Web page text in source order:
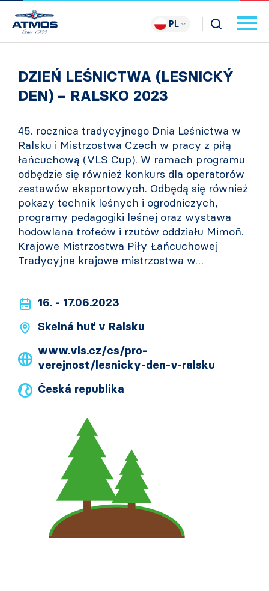
PL
DZIEŃ LEŚNICTWA (LESNICKÝ
DEN) – RALSKO 2023
45. rocznica tradycyjnego Dnia Leśnictwa w
Ralsku i Mistrzostwa Czech w pracy z piłą
łańcuchową (VLS Cup). W ramach programu
odbędzie się również konkurs dla operatorów
zestawów eksportowych. Odbędą się również
pokazy technik leśnych i ogrodniczych,
programy pedagogiki leśnej oraz wystawa
hodowlana trofeów i rzutów oddziału Mimoň.
Krajowe Mistrzostwa Piły Łańcuchowej
Tradycyjne krajowe mistrzostwa w…
16. - 17.06.2023
Skelná huť v Ralsku
www.vls.cz/cs/pro-
verejnost/lesnicky-den-v-ralsku
Česká republika